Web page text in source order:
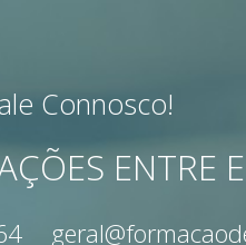
Connosco!
ENTRE